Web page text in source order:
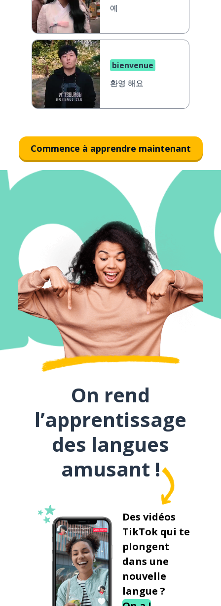
예
bienvenue
환영 해요
Commence à apprendre maintenant
On rend
l’apprentissage
des langues
amusant !
Des vidéos
TikTok qui te
plongent
dans une
nouvelle
langue ?